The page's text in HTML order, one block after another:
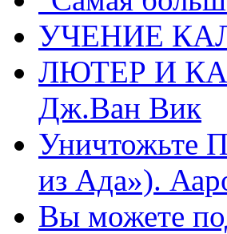
УЧЕНИЕ
ЛЮТЕР И
Дж.Ван Вик
Уничтожьте
из Ада»).
Вы можете